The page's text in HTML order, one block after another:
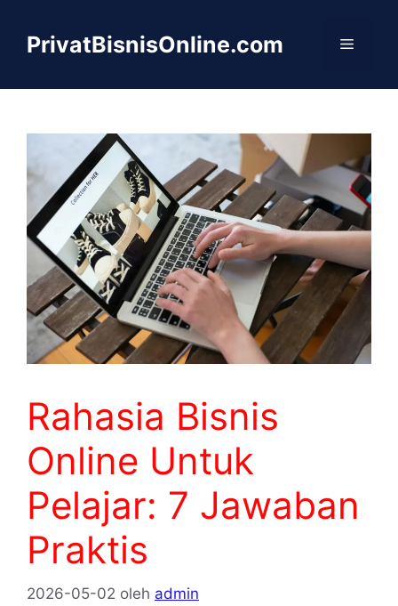
PrivatBisnisOnline.com Menu
Rahasia Bisnis
Online Untuk
Pelajar: 7 Jawaban
Praktis
2026-05-02 oleh admin